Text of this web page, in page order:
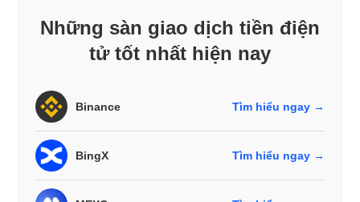
Những sàn giao dịch tiền điện
tử tốt nhất hiện nay
Binance Tìm hiểu ngay →
BingX Tìm hiểu ngay →